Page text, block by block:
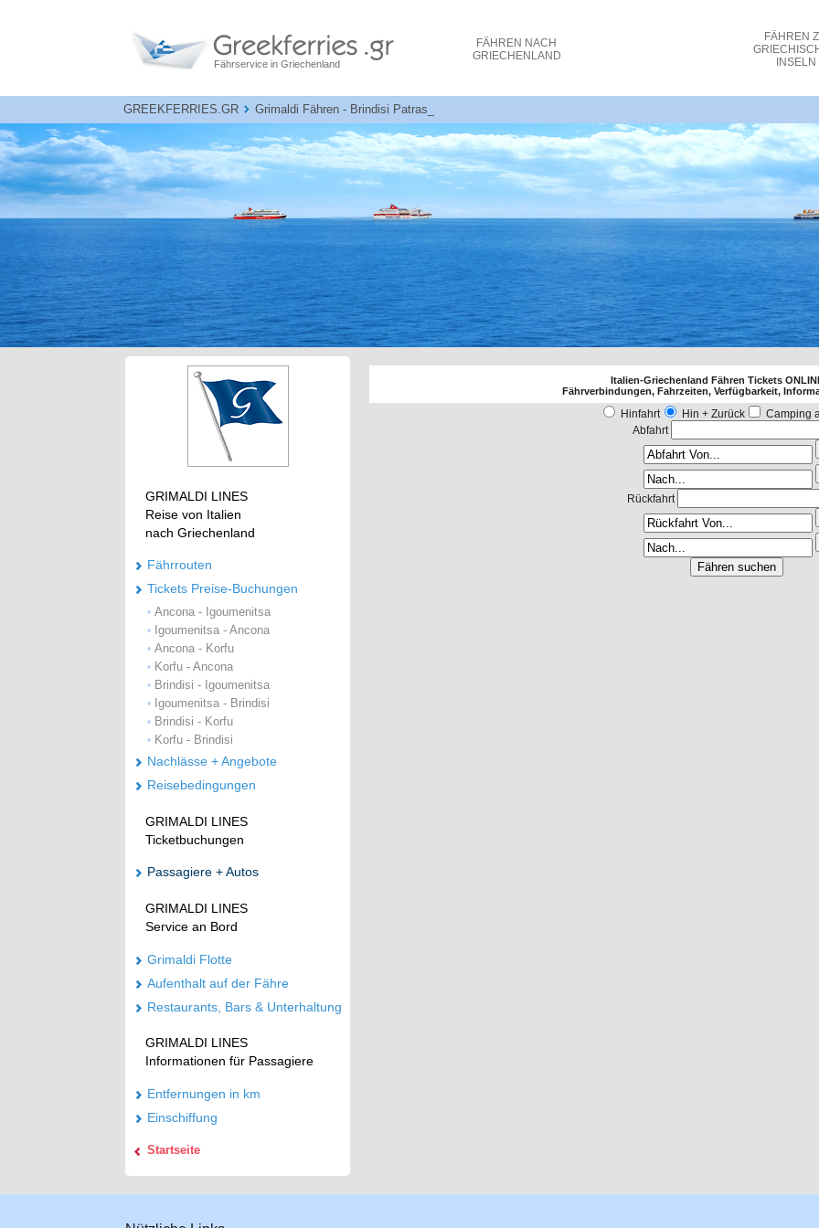
Fährservice in Griechenland
FÄHREN NACH
GRIECHENLAND
FÄHREN
INSELN
GREEKFERRIES.GR Grimaldi Fähren - Brindisi Patras Fährtickets, Kosten und Buchungen
GRIMALDI LINES
Reise von Italien
nach Griechenland
Fährrouten
Tickets Preise-Buchungen
• Ancona - Igoumenitsa
• Igoumenitsa - Ancona
• Ancona - Korfu
• Korfu - Ancona
• Brindisi - Igoumenitsa
• Igoumenitsa - Brindisi
• Brindisi - Korfu
• Korfu - Brindisi
Nachlässe + Angebote
Reisebedingungen
GRIMALDI LINES
Ticketbuchungen
Passagiere + Autos
GRIMALDI LINES
Service an Bord
Grimaldi Flotte
Aufenthalt auf der Fähre
Restaurants, Bars & Unterhaltung
GRIMALDI LINES
Informationen für Passagiere
Entfernungen in km
Einschiffung
Startseite
Italien-Griechenland Fähren Tickets
Fährverbindungen, Fahrzeiten, Verfügbarkeit,
Hinfahrt Hin + Zurück
Camping
Abfahrt
Rückfahrt